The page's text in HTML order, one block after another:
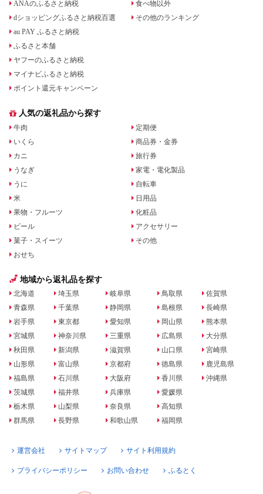
ANAのふるさと納税
dショッピングふるさと納税百選
au PAY ふるさと納税
ふるさと本舗
ヤフーのふるさと納税
マイナビふるさと納税
ポイント還元キャンペーン
食べ物以外
その他のランキング
人気の返礼品から探す
牛肉
いくら
カニ
うなぎ
うに
米
果物・フルーツ
ビール
菓子・スイーツ
おせち
定期便
商品券・金券
旅行券
家電・電化製品
自転車
日用品
化粧品
アクセサリー
その他
地域から返礼品を探す
北海道
青森県
岩手県
宮城県
秋田県
山形県
福島県
茨城県
栃木県
群馬県
埼玉県
千葉県
東京都
神奈川県
新潟県
富山県
石川県
福井県
山梨県
長野県
岐阜県
静岡県
愛知県
三重県
滋賀県
京都府
大阪府
兵庫県
奈良県
和歌山県
鳥取県
島根県
岡山県
広島県
山口県
徳島県
香川県
愛媛県
高知県
福岡県
佐賀県
長崎県
熊本県
大分県
宮崎県
鹿児島県
沖縄県
運営会社 サイトマップ サイト利用規約
プライバシーポリシー お問い合わせ ふるとく